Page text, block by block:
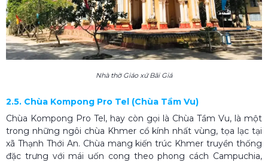
Nhà thờ Giáo xứ Bãi Giá
2.5. Chùa Kompong Pro Tel (Chùa Tầm Vu)
Chùa Kompong Pro Tel, hay còn gọi là Chùa Tầm Vu, là một
trong những ngôi chùa Khmer cổ kính nhất vùng, tọa lạc tại
xã Thạnh Thới An. Chùa mang kiến trúc Khmer truyền thống
đặc trưng với mái uốn cong theo phong cách Campuchia,